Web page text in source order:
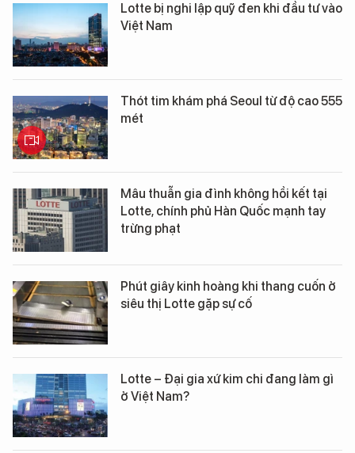
Lotte bị nghi lập quỹ đen khi đầu tư vào
Việt Nam
Thót tim khám phá Seoul từ độ cao 555
mét
Mâu thuẫn gia đình không hồi kết tại
Lotte, chính phủ Hàn Quốc mạnh tay
trừng phạt
Phút giây kinh hoàng khi thang cuốn ở
siêu thị Lotte gặp sự cố
Lotte – Đại gia xứ kim chi đang làm gì
ở Việt Nam?